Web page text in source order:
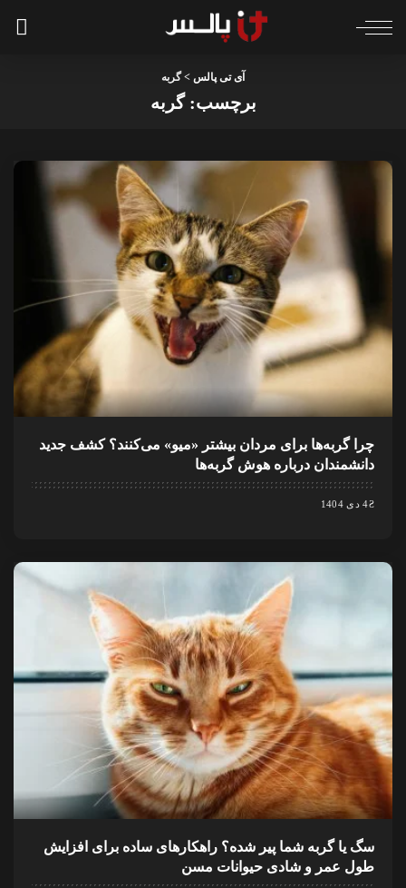
آی تی پالس >گربه
برچسب:گربه
چرا گربه‌ها برای مردان بیشتر «میو» می‌کنند؟ کشف جدید
دانشمندان درباره هوش گربه‌ها
4 دی 1404
سگ یا گربه شما پیر شده؟ راهکارهای ساده برای افزایش
طول عمر و شادی حیوانات مسن